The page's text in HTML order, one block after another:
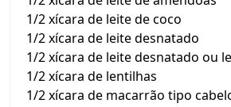
1/2 xícara de leite de coco
1/2 xícara de leite desnatado
1/2 xícara de leite desnatado ou
1/2 xícara de lentilhas
1/2 xícara de macarrão tipo